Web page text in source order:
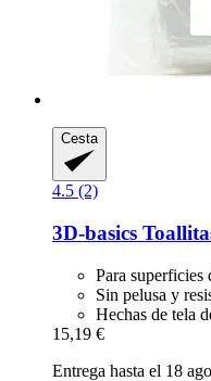
Cesta
4.5 (2)
3D-basics
Para superficies
Sin pelusa y
Hechas de tela
15,19 €
Entrega hasta el 18